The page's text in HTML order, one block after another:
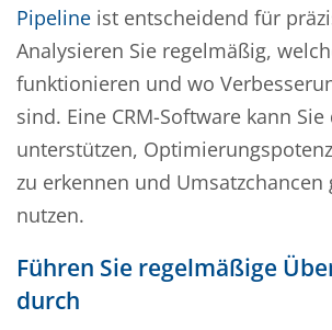
Pipeline ist entscheidend für
Analysieren Sie regelmäßig,
funktionieren und wo
sind. Eine CRM-Software kann Sie
unterstützen,
zu erkennen und Umsatzchancen
nutzen.
Führen Sie regelmäßige
durch